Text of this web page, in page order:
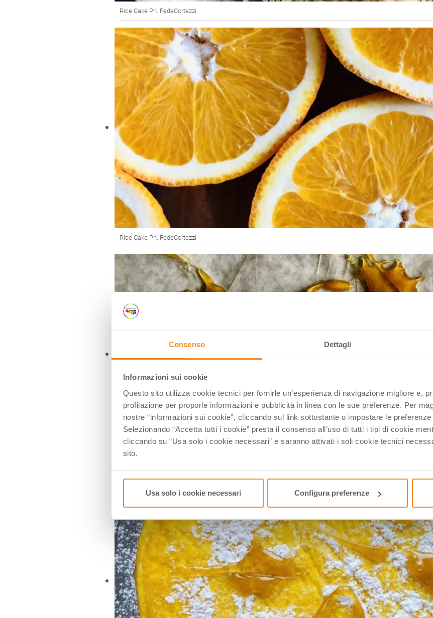
Consenso Dettagli
Informazioni sui cookie
Questo sito utilizza cookie tecnici per fornirle un’esperienza di navigazione migliore e,
profilazione per proporle informazioni e pubblicità in linea con le sue preferenze. Per
nostre “informazioni sui cookie”, cliccando sul link sottostante o impostare le
Selezionando “Accetta tutti i cookie” presta il consenso all’uso di tutti i tipi di cookie
cliccando su “Usa solo i cookie necessari” e saranno attivati i soli cookie tecnici
sito.
Usa solo i cookie necessari Configura preferenze
Rice Cake Ph. FedeCortezzi
Rice Cake Ph. FedeCortezzi